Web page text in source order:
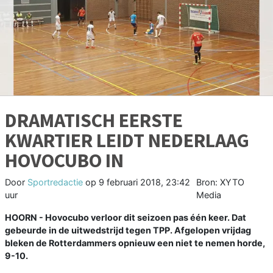
DRAMATISCH EERSTE
KWARTIER LEIDT NEDERLAAG
HOVOCUBO IN
Door Sportredactie op 9 februari 2018, 23:42
uur
Bron: XYTO
Media
HOORN - Hovocubo verloor dit seizoen pas één keer. Dat
gebeurde in de uitwedstrijd tegen TPP. Afgelopen vrijdag
bleken de Rotterdammers opnieuw een niet te nemen horde,
9-10.